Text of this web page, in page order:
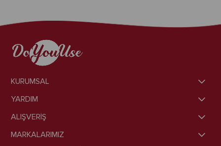
KURUMSAL
YARDIM
ALIŞVERİŞ
MARKALARIMIZ